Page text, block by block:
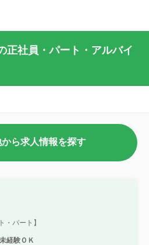
正社員・パート・アルバイ
ら求人情報を探す
・パート】
経験ＯＫ